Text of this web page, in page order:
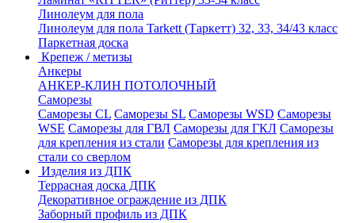
Линолеум для пола
Линолеум для пола Tarkett (Таркетт) 32, 33, 34/43 класс
Паркетная доска
Крепеж / метизы
Анкеры
АНКЕР-КЛИН ПОТОЛОЧНЫЙ
Саморезы
Саморезы CL Саморезы SL Саморезы WSD Саморезы
WSE Саморезы для ГВЛ Саморезы для ГКЛ Саморезы
для крепления из стали Саморезы для крепления из
стали со сверлом
Изделия из ДПК
Террасная доска ДПК
Декоративное ограждение из ДПК
Заборный профиль из ДПК